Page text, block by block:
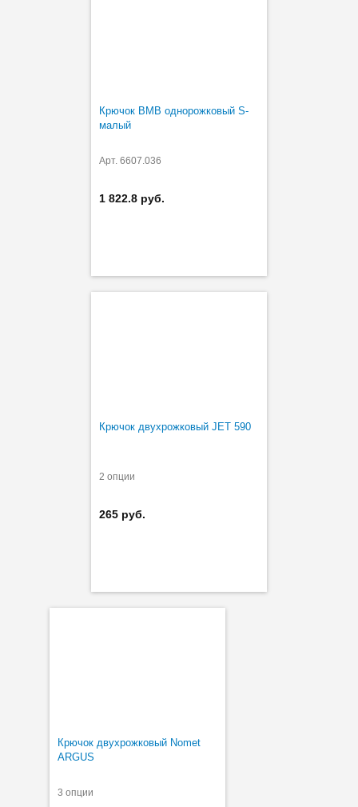
Крючок BMB однорожковый S-
малый
Арт. 6607.036
1 822.8 руб.
Крючок двухрожковый JET 590
2 опции
265 руб.
Крючок двухрожковый Nomet
ARGUS
3 опции